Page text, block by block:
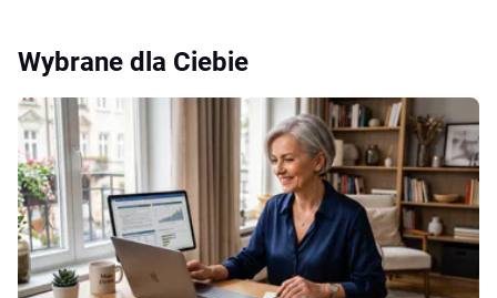
Wybrane dla Ciebie